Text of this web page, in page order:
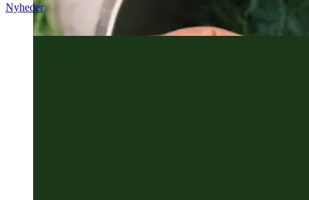
Nyheder